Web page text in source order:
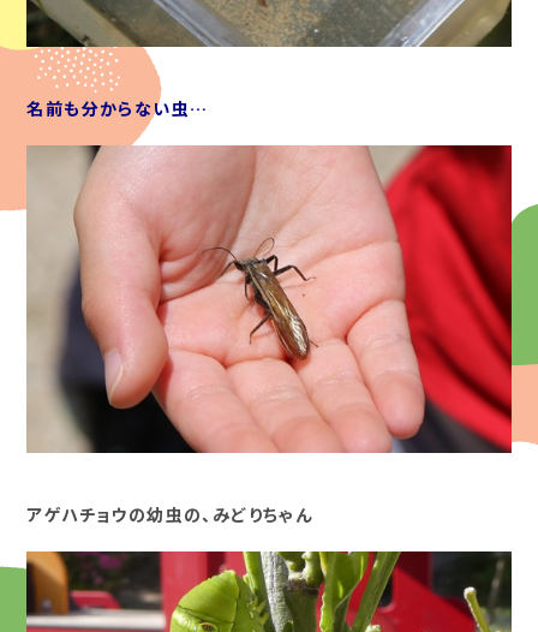
名前も分からない虫…
アゲハチョウの幼虫の、みどりちゃん